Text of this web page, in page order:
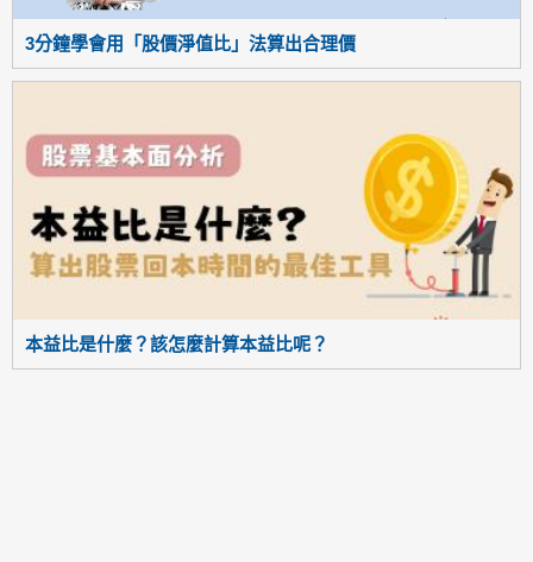
3分鐘學會用「股價淨值比」法算出合理價
本益比是什麼？該怎麼計算本益比呢？